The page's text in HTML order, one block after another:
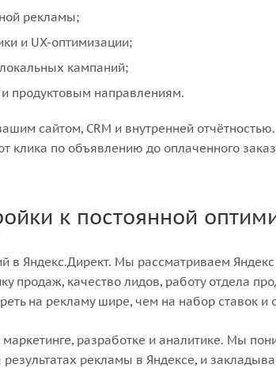
рекламы;
и UX-оптимизации;
кампаний;
продуктовым направлениям.
сайтом, CRM и внутренней
клика по объявлению до оплаченного
к постоянной
в Яндекс.Директ. Мы рассматриваем
продаж, качество лидов, работу отдела
на рекламу шире, чем на набор ставок и
разработке и аналитике. Мы
рекламы в Яндексе, и